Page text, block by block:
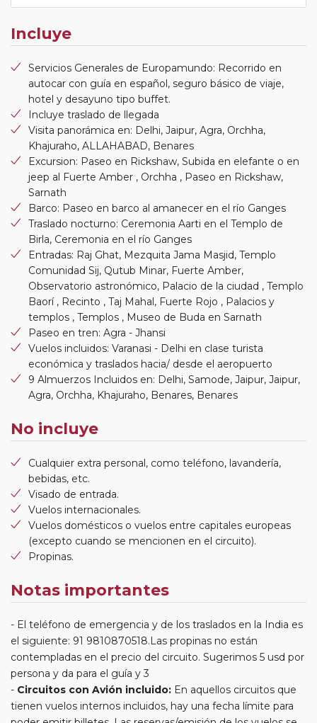
Incluye
Servicios Generales de Europamundo: Recorrido en
autocar con guía en español, seguro básico de viaje,
hotel y desayuno tipo buffet.
Incluye traslado de llegada
Visita panorámica en: Delhi, Jaipur, Agra, Orchha,
Khajuraho, ALLAHABAD, Benares
Excursion: Paseo en Rickshaw, Subida en elefante o en
jeep al Fuerte Amber , Orchha , Paseo en Rickshaw,
Sarnath
Barco: Paseo en barco al amanecer en el río Ganges
Traslado nocturno: Ceremonia Aarti en el Templo de
Birla, Ceremonia en el río Ganges
Entradas: Raj Ghat, Mezquita Jama Masjid, Templo
Comunidad Sij, Qutub Minar, Fuerte Amber,
Observatorio astronómico, Palacio de la ciudad , Templo
Baorí , Recinto , Taj Mahal, Fuerte Rojo , Palacios y
templos , Templos , Museo de Buda en Sarnath
Paseo en tren: Agra - Jhansi
Vuelos incluidos: Varanasi - Delhi en clase turista
económica y traslados hacia/ desde el aeropuerto
9 Almuerzos Incluidos en: Delhi, Samode, Jaipur, Jaipur,
Agra, Orchha, Khajuraho, Benares, Benares
No incluye
Cualquier extra personal, como teléfono, lavandería,
bebidas, etc.
Visado de entrada.
Vuelos internacionales.
Vuelos domésticos o vuelos entre capitales europeas
(excepto cuando se mencionen en el circuito).
Propinas.
Notas importantes
El teléfono de emergencia y de los traslados en la India es
el siguiente: 91 9810870518.Las propinas no están
contempladas en el precio del circuito. Sugerimos 5 usd por
persona y da para el guía y 3
Circuitos con Avión incluido: En aquellos circuitos que
tienen vuelos internos incluidos, hay una fecha límite para